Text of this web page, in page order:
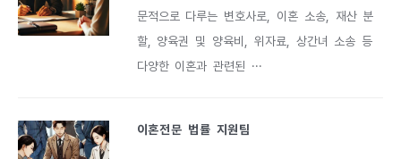
문적으로 다루는 변호사로, 이혼 소송, 재산 분
할, 양육권 및 양육비, 위자료, 상간녀 소송 등
다양한 이혼과 관련된 ···
이혼전문 법률 지원팀